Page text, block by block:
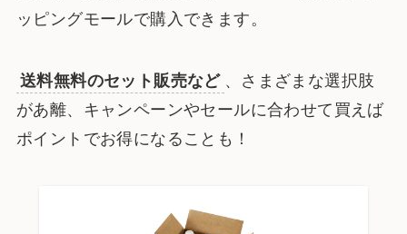
ッピングモールで購入できます。
送料無料のセット販売など 、さまざまな選択肢
があ離、キャンペーンやセールに合わせて買えば
ポイントでお得になることも！